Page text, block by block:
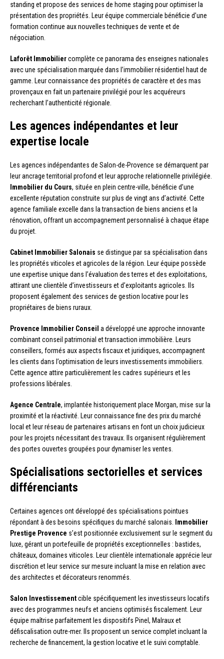
standing et propose des services de home staging pour optimiser la
présentation des propriétés. Leur équipe commerciale bénéficie d’une
formation continue aux nouvelles techniques de vente et de
négociation.
Laforêt Immobiliercomplète ce panorama des enseignes nationales
avec une spécialisation marquée dans l’immobilier résidentiel haut de
gamme. Leur connaissance des propriétés de caractère et des mas
provençaux en fait un partenaire privilégié pour les acquéreurs
recherchant l’authenticité régionale.
Les agences indépendantes et leur
expertise locale
Les agences indépendantes de Salon-de-Provence se démarquent par
leur ancrage territorial profond et leur approche relationnelle privilégiée.
Immobilier du Cours, située en plein centre-ville, bénéficie d’une
excellente réputation construite sur plus de vingt ans d’activité. Cette
agence familiale excelle dans la transaction de biens anciens et la
rénovation, offrant un accompagnement personnalisé à chaque étape
du projet.
Cabinet Immobilier Salonais se distingue par sa spécialisation dans
les propriétés viticoles et agricoles de la région. Leur équipe possède
une expertise unique dans l’évaluation des terres et des exploitations,
attirant une clientèle d’investisseurs et d’exploitants agricoles. Ils
proposent également des services de gestion locative pour les
propriétaires de biens ruraux.
Provence Immobilier Conseil a développé une approche innovante
combinant conseil patrimonial et transaction immobilière. Leurs
conseillers, formés aux aspects fiscaux et juridiques, accompagnent
les clients dans l’optimisation de leurs investissements immobiliers.
Cette agence attire particulièrement les cadres supérieurs et les
professions libérales.
Agence Centrale, implantée historiquement place Morgan, mise sur la
proximité et la réactivité. Leur connaissance fine des prix du marché
local et leur réseau de partenaires artisans en font un choix judicieux
pour les projets nécessitant des travaux. Ils organisent régulièrement
des portes ouvertes groupées pour dynamiser les ventes.
Spécialisations sectorielles et services
différenciants
Certaines agences ont développé des spécialisations pointues
répondant à des besoins spécifiques du marché salonais. Immobilier
Prestige Provence s’est positionnée exclusivement sur le segment du
luxe, gérant un portefeuille de propriétés exceptionnelles : bastides,
châteaux, domaines viticoles. Leur clientèle internationale apprécie leur
discrétion et leur service sur mesure incluant la mise en relation avec
des architectes et décorateurs renommés.
Salon Investissementcible spécifiquement les investisseurs locatifs
avec des programmes neufs et anciens optimisés fiscalement. Leur
équipe maîtrise parfaitement les dispositifs Pinel, Malraux et
défiscalisation outre-mer. Ils proposent un service complet incluant la
recherche de financement, la gestion locative et le suivi comptable.